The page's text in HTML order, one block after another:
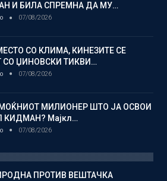
И БИЛА СПРЕМНА ДА МУ…
07/08/2026
СО КЛИМА, КИНЕЗИТЕ СЕ
СО ЏИНОВСКИ ТИКВИ…
07/08/2026
МИЛИОНЕР ШТО ЈА ОСВОИ
КИДМАН? Мајкл…
07/08/2026
ПРОТИВ ВЕШТАЧКА